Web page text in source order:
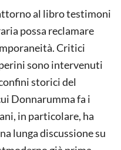
al libro testimoni
possa reclamare
Critici
sono intervenuti
storici del
Donnarumma fa i
in particolare, ha
lunga discussione su